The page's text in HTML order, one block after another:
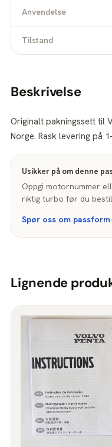
Anvendelse
Tilstand
Beskrivelse
Originalt pakningssett til
Norge. Rask levering på
Usikker på om denne
Oppgi motornummer
riktig turbo før du
Spør oss om passform
Lignende